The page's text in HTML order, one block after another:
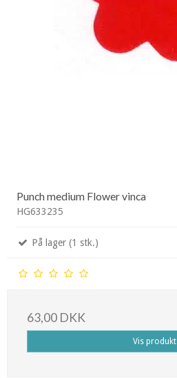
Punch medium Flower vinca
HG633235
På lager (1 stk.)
63,00 DKK
Vis produkt